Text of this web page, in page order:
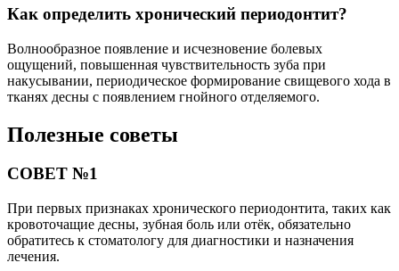
Как определить хронический периодонтит?
Волнообразное появление и исчезновение болевых
ощущений, повышенная чувствительность зуба при
накусывании, периодическое формирование свищевого хода в
тканях десны с появлением гнойного отделяемого.
Полезные советы
СОВЕТ №1
При первых признаках хронического периодонтита, таких как
кровоточащие десны, зубная боль или отёк, обязательно
обратитесь к стоматологу для диагностики и назначения
лечения.